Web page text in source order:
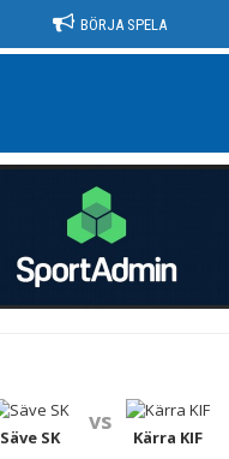
BÖRJA SPELA
Säve SK
vs
Kärra KIF